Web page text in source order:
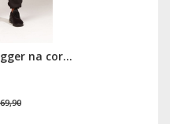
na cor...